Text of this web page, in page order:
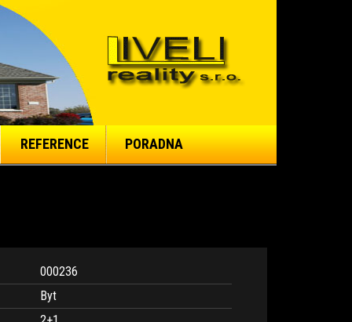
REFERENCE PORADNA
000236
Byt